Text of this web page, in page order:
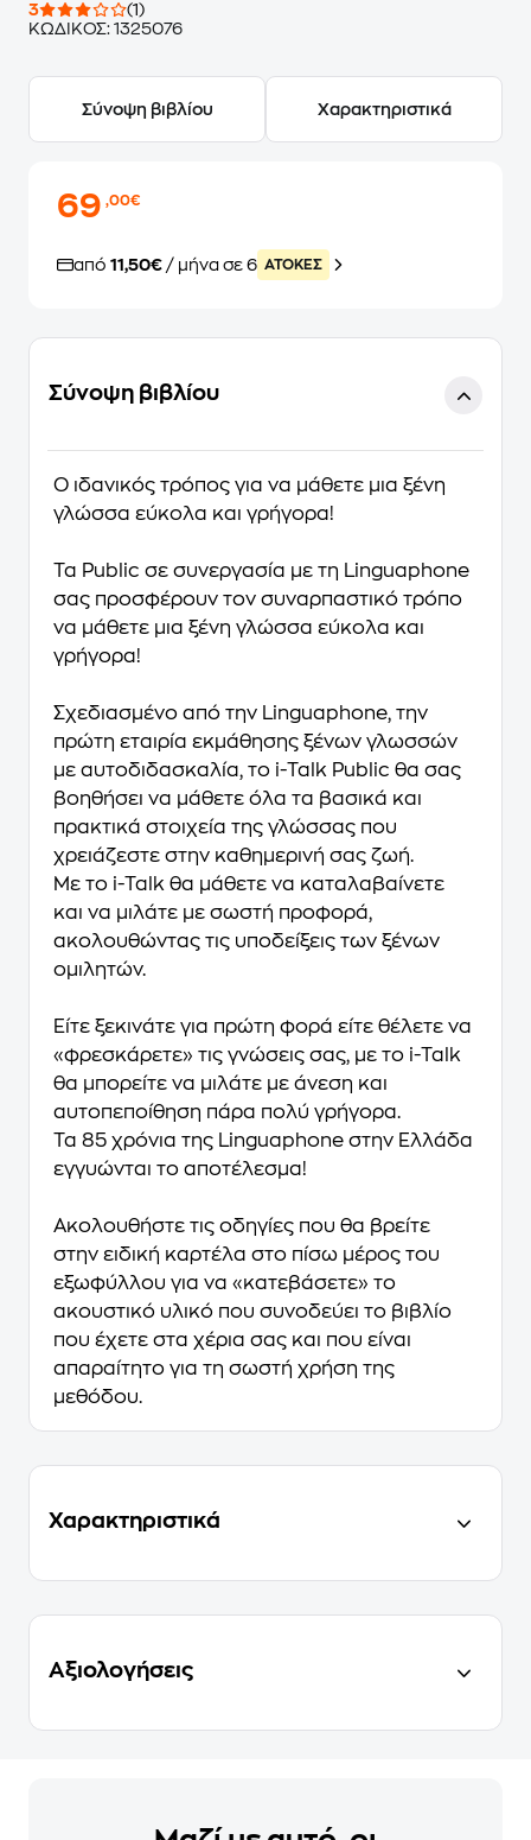
3
(1)
ΚΩΔΙΚΟΣ: 1325076
Σύνοψη βιβλίου Χαρακτηριστικά
69,00€
από 11,50€ / μήνα σε 6 ATOKEΣ
Σύνοψη βιβλίου
Ο ιδανικός τρόπος για να μάθετε μια ξένη
γλώσσα εύκολα και γρήγορα!
Τα Public σε συνεργασία με τη Linguaphone
σας προσφέρουν τον συναρπαστικό τρόπο
να μάθετε μια ξένη γλώσσα εύκολα και
γρήγορα!
Σχεδιασμένο από την Linguaphone, την
πρώτη εταιρία εκμάθησης ξένων γλωσσών
με αυτοδιδασκαλία, το i-Talk Public θα σας
βοηθήσει να μάθετε όλα τα βασικά και
πρακτικά στοιχεία της γλώσσας που
χρειάζεστε στην καθημερινή σας ζωή.
Με το i-Talk θα μάθετε να καταλαβαίνετε
και να μιλάτε με σωστή προφορά,
ακολουθώντας τις υποδείξεις των ξένων
ομιλητών.
Είτε ξεκινάτε για πρώτη φορά είτε θέλετε να
«φρεσκάρετε» τις γνώσεις σας, με το i-Talk
θα μπορείτε να μιλάτε με άνεση και
αυτοπεποίθηση πάρα πολύ γρήγορα.
Τα 85 χρόνια της Linguaphone στην Ελλάδα
εγγυώνται το αποτέλεσμα!
Ακολουθήστε τις οδηγίες που θα βρείτε
στην ειδική καρτέλα στο πίσω μέρος του
εξωφύλλου για να «κατεβάσετε» το
ακουστικό υλικό που συνοδεύει το βιβλίο
που έχετε στα χέρια σας και που είναι
απαραίτητο για τη σωστή χρήση της
μεθόδου.
Χαρακτηριστικά
Αξιολογήσεις